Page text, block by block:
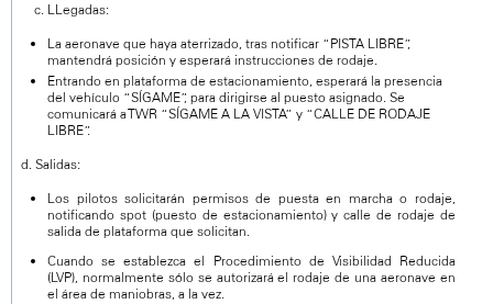
LLegadas:
La aeronave que haya aterrizado, tras notificar “PISTA LIBRE”,
mantendrá posición y esperará instrucciones de rodaje.
Entrando en plataforma de estacionamiento, esperará la presencia
del vehículo “SÍGAME”, para dirigirse al puesto asignado. Se
comunicará a TWR “SÍGAME A LA VISTA” y “CALLE DE RODAJE
LIBRE”.
d. Salidas:
Los pilotos solicitarán permisos de puesta en marcha o rodaje,
notificando spot (puesto de estacionamiento) y calle de rodaje de
salida de plataforma que solicitan.
Cuando se establezca el Procedimiento de Visibilidad Reducida
(LVP), normalmente sólo se autorizará el rodaje de una aeronave en
el área de maniobras, a la vez.